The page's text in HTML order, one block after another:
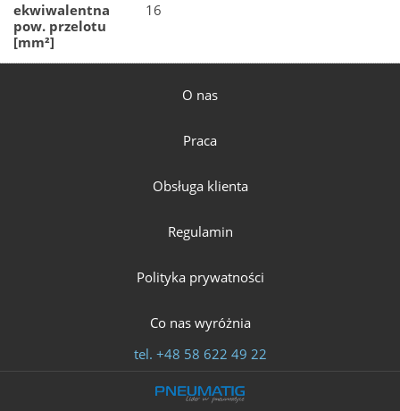
ekwiwalentna
pow. przelotu
[mm²]
16
O nas
Praca
Obsługa klienta
Regulamin
Polityka prywatności
Co nas wyróżnia
tel. +48 58 622 49 22